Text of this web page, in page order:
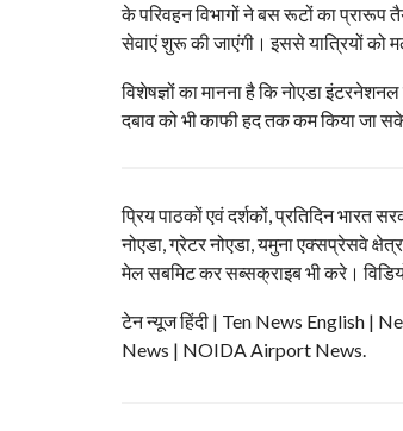
के परिवहन विभागों ने बस रूटों का प्रारूप
सेवाएं शुरू की जाएंगी। इससे यात्रियों को
विशेषज्ञों का मानना है कि नोएडा
दबाव को भी काफी हद तक कम किया जा
प्रिय पाठकों एवं दर्शकों, प्रतिदिन भारत
नोएडा, ग्रेटर नोएडा, यमुना एक्सप्रेसवे
मेल सबमिट कर सब्सक्राइब भी करे।
टेन न्यूज हिंदी | Ten News English |
News | NOIDA Airport News.